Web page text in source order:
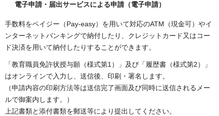
電子申請・届出サービスによる申請（電子申請）
手数料をペイジー（Pay-easy）を用いて対応のATM（現金可）やイ
ンターネットバンキングで納付したり、クレジットカード又はコー
ド決済を用いて納付したりすることができます。
「教育職員免許状授与願（様式第1）」及び「履歴書（様式第2）」
はオンラインで入力し、送信後、印刷・署名します。
（申請内容の印刷方法等は送信完了画面及び同時に送信されるメー
ルで御案内します。）
上記書類と添付書類を郵送等により提出してください。